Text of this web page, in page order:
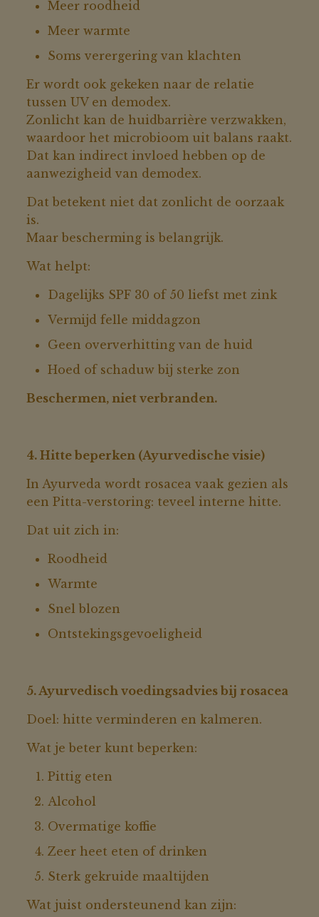
Meer roodheid
Meer warmte
Soms verergering van klachten
Er wordt ook gekeken naar de relatie
tussen UV en demodex.
Zonlicht kan de huidbarrière verzwakken,
waardoor het microbioom uit balans raakt.
Dat kan indirect invloed hebben op de
aanwezigheid van demodex.
Dat betekent niet dat zonlicht de oorzaak
is.
Maar bescherming is belangrijk.
Wat helpt:
Dagelijks SPF 30 of 50 liefst met zink
Vermijd felle middagzon
Geen oververhitting van de huid
Hoed of schaduw bij sterke zon
Beschermen, niet verbranden.
4. Hitte beperken (Ayurvedische visie)
In Ayurveda wordt rosacea vaak gezien als
een Pitta-verstoring: teveel interne hitte.
Dat uit zich in:
Roodheid
Warmte
Snel blozen
Ontstekingsgevoeligheid
5. Ayurvedisch voedingsadvies bij rosacea
Doel: hitte verminderen en kalmeren.
Wat je beter kunt beperken:
Pittig eten
Alcohol
Overmatige koffie
Zeer heet eten of drinken
Sterk gekruide maaltijden
Wat juist ondersteunend kan zijn: